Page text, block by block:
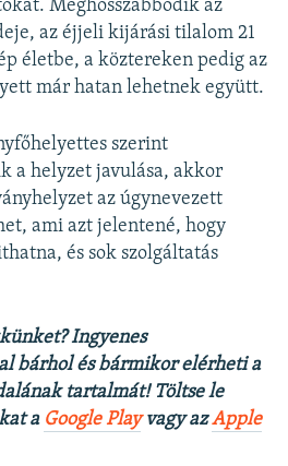
Meghosszabbodik az
az éjjeli kijárási tilalom 21
életbe, a köztereken pedig az
már hatan lehetnek együtt.
szerint
a helyzet javulása, akkor
az úgynevezett
ami azt jelentené, hogy
és sok szolgáltatás
Ingyenes
bárhol és bármikor elérheti a
tartalmát! Töltse le
a Google Playvagy azApple